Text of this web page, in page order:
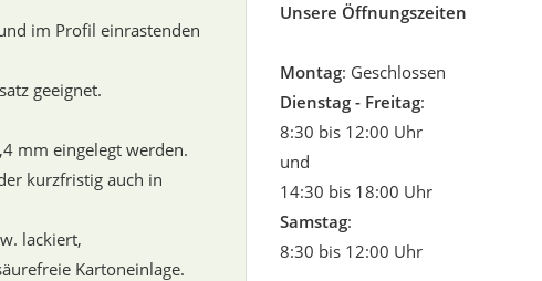
im Profil einrastenden
geeignet.
mm eingelegt werden.
kurzfristig auch in
lackiert,
Kartoneinlage.
Unsere Öffnungszeiten
Montag: Geschlossen
Dienstag - Freitag:
8:30 bis 12:00 Uhr
und
14:30 bis 18:00 Uhr
Samstag:
8:30 bis 12:00 Uhr